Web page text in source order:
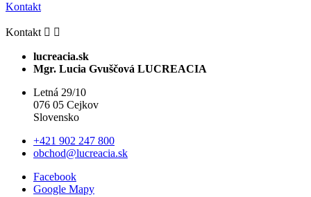
Kontakt
Kontakt  
lucreacia.sk
Mgr. Lucia Gvuščová LUCREACIA
Letná 29/10
076 05 Cejkov
Slovensko
+421 902 247 800
obchod@lucreacia.sk
Facebook
Google Mapy